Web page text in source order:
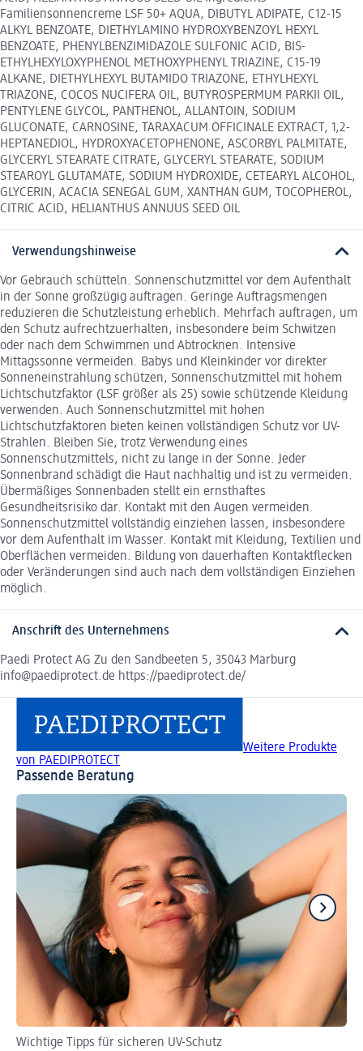
Familiensonnencreme LSF 50+ AQUA, DIBUTYL ADIPATE, C12-15
ALKYL BENZOATE, DIETHYLAMINO HYDROXYBENZOYL HEXYL
BENZOATE, PHENYLBENZIMIDAZOLE SULFONIC ACID, BIS-
ETHYLHEXYLOXYPHENOL METHOXYPHENYL TRIAZINE, C15-19
ALKANE, DIETHYLHEXYL BUTAMIDO TRIAZONE, ETHYLHEXYL
TRIAZONE, COCOS NUCIFERA OIL, BUTYROSPERMUM PARKII OIL,
PENTYLENE GLYCOL, PANTHENOL, ALLANTOIN, SODIUM
GLUCONATE, CARNOSINE, TARAXACUM OFFICINALE EXTRACT, 1,2-
HEPTANEDIOL, HYDROXYACETOPHENONE, ASCORBYL PALMITATE,
GLYCERYL STEARATE CITRATE, GLYCERYL STEARATE, SODIUM
STEAROYL GLUTAMATE, SODIUM HYDROXIDE, CETEARYL ALCOHOL,
GLYCERIN, ACACIA SENEGAL GUM, XANTHAN GUM, TOCOPHEROL,
CITRIC ACID, HELIANTHUS ANNUUS SEED OIL
Verwendungshinweise
Vor Gebrauch schütteln. Sonnenschutzmittel vor dem Aufenthalt
in der Sonne großzügig auftragen. Geringe Auftragsmengen
reduzieren die Schutzleistung erheblich. Mehrfach auftragen, um
den Schutz aufrechtzuerhalten, insbesondere beim Schwitzen
oder nach dem Schwimmen und Abtrocknen. Intensive
Mittagssonne vermeiden. Babys und Kleinkinder vor direkter
Sonneneinstrahlung schützen, Sonnenschutzmittel mit hohem
Lichtschutzfaktor (LSF größer als 25) sowie schützende Kleidung
verwenden. Auch Sonnenschutzmittel mit hohen
Lichtschutzfaktoren bieten keinen vollständigen Schutz vor UV-
Strahlen. Bleiben Sie, trotz Verwendung eines
Sonnenschutzmittels, nicht zu lange in der Sonne. Jeder
Sonnenbrand schädigt die Haut nachhaltig und ist zu vermeiden.
Übermäßiges Sonnenbaden stellt ein ernsthaftes
Gesundheitsrisiko dar. Kontakt mit den Augen vermeiden.
Sonnenschutzmittel vollständig einziehen lassen, insbesondere
vor dem Aufenthalt im Wasser. Kontakt mit Kleidung, Textilien und
Oberflächen vermeiden. Bildung von dauerhaften Kontaktflecken
oder Veränderungen sind auch nach dem vollständigen Einziehen
möglich.
Anschrift des Unternehmens
Paedi Protect AG Zu den Sandbeeten 5, 35043 Marburg
info@paediprotect.de https://paediprotect.de/
Weitere Produkte
von PAEDIPROTECT
Passende Beratung
Wichtige Tipps für sicheren UV-Schutz